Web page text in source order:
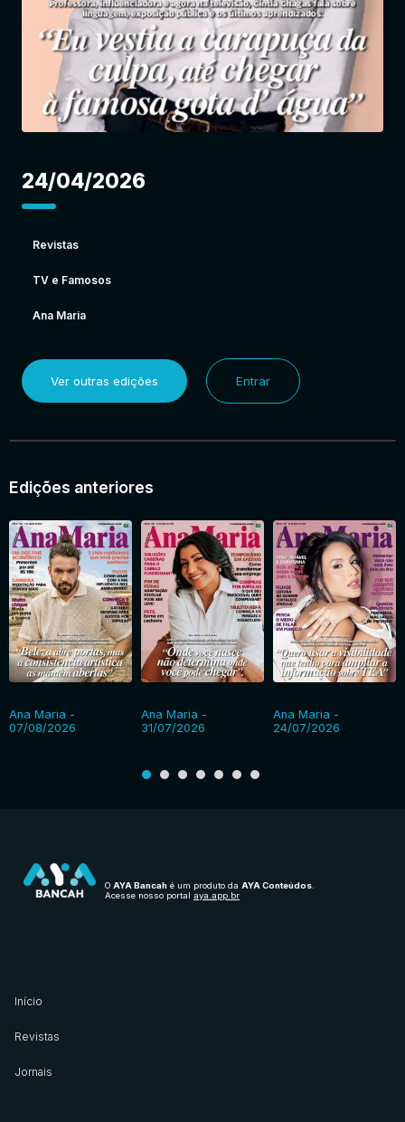
24/04/2026
Revistas
TV e Famosos
Ana Maria
Ver outras edições Entrar
Edições anteriores
Ana Maria -
07/08/2026
Ana Maria -
31/07/2026
Ana Maria -
24/07/2026
O AYA Bancah é um produto da AYA Conteúdos
Acesse nosso portal aya.app.br
Início
Revistas
Jornais